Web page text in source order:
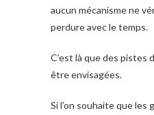
aucun mécanisme ne
perdure avec le temps.
C’est là que des pistes
être envisagées.
Si l’on souhaite que les